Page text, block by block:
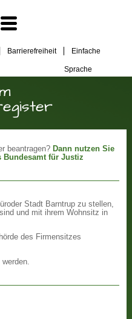
Barrierefreiheit Einfache
Sprache
beantragen? Dann nutzen Sie
Bundesamt für Justiz
Stadt Barntrup zu stellen,
und mit ihrem Wohnsitz in
des Firmensitzes